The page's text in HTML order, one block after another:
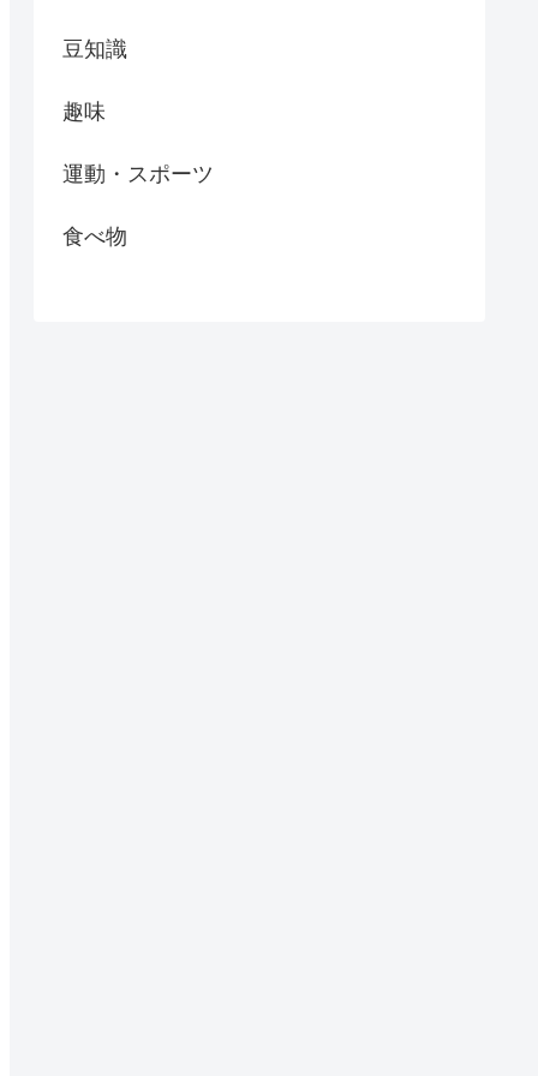
豆知識
趣味
運動・スポーツ
食べ物